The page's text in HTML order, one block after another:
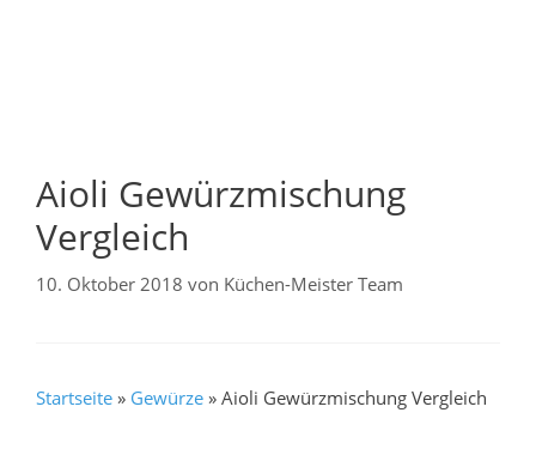
Aioli Gewürzmischung
Vergleich
10. Oktober 2018 von Küchen-Meister Team
Startseite » Gewürze » Aioli Gewürzmischung Vergleich